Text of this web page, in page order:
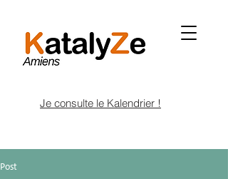
Je consulte le Kalendrier !
Post